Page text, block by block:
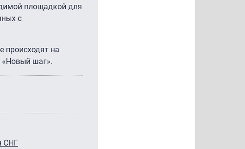
площадкой для
с
происходят на
«Новый шаг».
СНГ